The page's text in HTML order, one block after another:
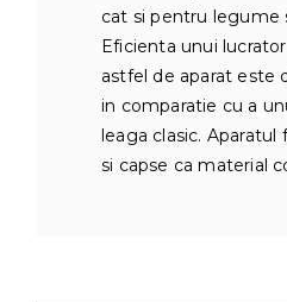
cat si pentru legume
Eficienta unui
astfel de aparat este
in comparatie cu a
leaga clasic. Aparatul
si capse ca material